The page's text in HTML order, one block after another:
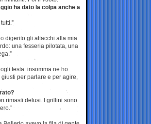
ha dato la colpa anche a
digerito gli attacchi alla mia
una fesseria pilotata, una
testa: insomma ne ho
per parlare e per agire,
rimasti delusi. I grillini sono